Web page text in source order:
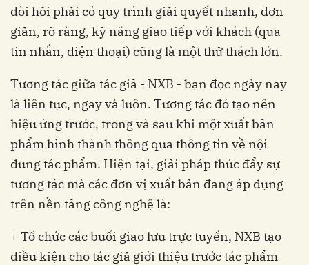
đòi hỏi phải có quy trình giải quyết nhanh, đơn
giản, rõ ràng, kỹ năng giao tiếp với khách (qua
tin nhắn, điện thoại) cũng là một thử thách lớn.
Tương tác giữa tác giả - NXB - bạn đọc ngày nay
là liên tục, ngay và luôn. Tương tác đó tạo nên
hiệu ứng trước, trong và sau khi một xuất bản
phẩm hình thành thông qua thông tin về nội
dung tác phẩm. Hiện tại, giải pháp thúc đẩy sự
tương tác mà các đơn vị xuất bản đang áp dụng
trên nền tảng công nghệ là:
+ Tổ chức các buổi giao lưu trực tuyến, NXB tạo
điều kiện cho tác giả giới thiệu trước tác phẩm